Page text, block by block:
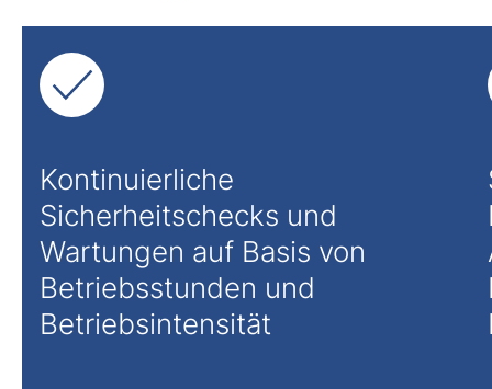
Kontinuierliche
Sicherheitschecks und
Wartungen auf Basis von
Betriebsstunden und
Betriebsintensität